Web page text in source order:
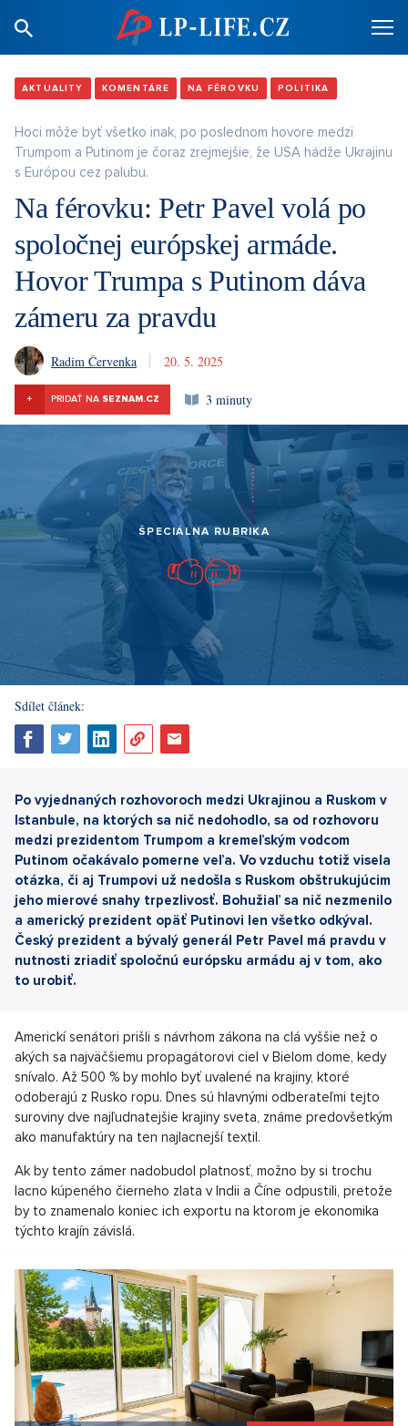
AKTUALITY KOMENTÁRE NA FÉROVKU POLITIKA
Hoci môže byť všetko inak, po poslednom hovore medzi
Trumpom a Putinom je čoraz zrejmejšie, že USA hádže Ukrajinu
s Európou cez palubu.
Na férovku: Petr Pavel volá po
spoločnej európskej armáde.
Hovor Trumpa s Putinom dáva
zámeru za pravdu
Radim Červenka 20. 5. 2025
+ PRIDAŤ NA SEZNAM.CZ 3 minuty
ŠPECIÁLNA RUBRIKA
Sdílet článek:
Po vyjednaných rozhovoroch medzi Ukrajinou a Ruskom v
Istanbule, na ktorých sa nič nedohodlo, sa od rozhovoru
medzi prezidentom Trumpom a kremeľským vodcom
Putinom očakávalo pomerne veľa. Vo vzduchu totiž visela
otázka, či aj Trumpovi už nedošla s Ruskom obštrukujúcim
jeho mierové snahy trpezlivosť. Bohužiaľ sa nič nezmenilo
a americký prezident opäť Putinovi len všetko odkýval.
Český prezident a bývalý generál Petr Pavel má pravdu v
nutnosti zriadiť spoločnú európsku armádu aj v tom, ako
to urobiť.
Americkí senátori prišli s návrhom zákona na clá vyššie než o
akých sa najväčšiemu propagátorovi ciel v Bielom dome, kedy
snívalo. Až 500 % by mohlo byť uvalené na krajiny, ktoré
odoberajú z Rusko ropu. Dnes sú hlavnými odberateľmi tejto
suroviny dve najľudnatejšie krajiny sveta, známe predovšetkým
ako manufaktúry na ten najlacnejší textil.
Ak by tento zámer nadobudol platnosť, možno by si trochu
lacno kúpeného čierneho zlata v Indii a Číne odpustili, pretože
by to znamenalo koniec ich exportu na ktorom je ekonomika
týchto krajín závislá.